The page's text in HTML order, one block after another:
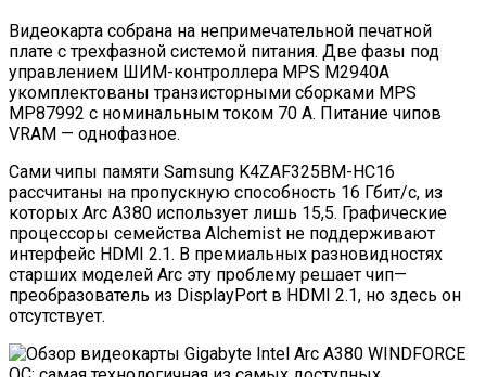
Видеокарта собрана на непримечательной печатной
плате с трехфазной системой питания. Две фазы под
управлением ШИМ-контроллера MPS M2940A
укомплектованы транзисторными сборками MPS
MP87992 с номинальным током 70 А. Питание чипов
VRAM — однофазное.
Сами чипы памяти Samsung K4ZAF325BM-HC16
рассчитаны на пропускную способность 16 Гбит/с, из
которых Arc A380 использует лишь 15,5. Графические
процессоры семейства Alchemist не поддерживают
интерфейс HDMI 2.1. В премиальных разновидностях
старших моделей Arc эту проблему решает чип—
преобразователь из DisplayPort в HDMI 2.1, но здесь он
отсутствует.